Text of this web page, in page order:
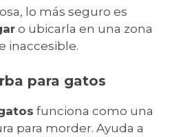
lo más seguro es
o ubicarla en una zona
inaccesible.
para gatos
funciona como una
para morder. Ayuda a